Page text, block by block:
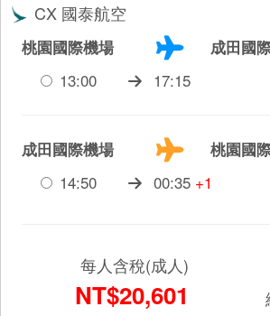
CX 國泰航空
桃園國際機場
成田國
13:00
17:15
成田國際機場
桃園國
14:50
00:35 +1
每人含稅(成人)
NT$20,601